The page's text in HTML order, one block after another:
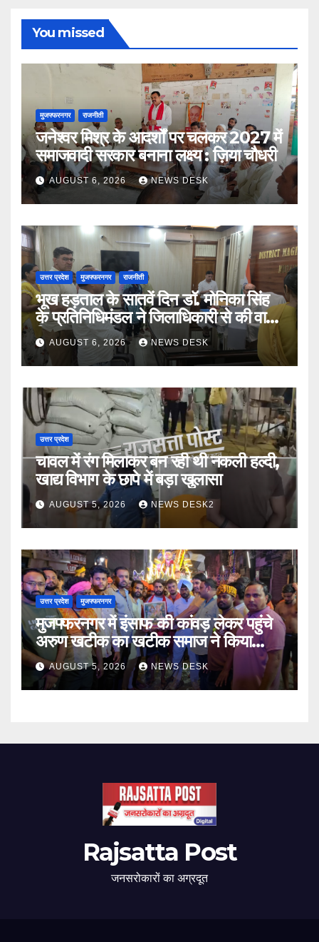
You missed
मुजफ्फरनगर राजनीती
जनेश्वर मिश्र के आदर्शों पर चलकर 2027 में
समाजवादी सरकार बनाना लक्ष्य : ज़िया चौधरी
AUGUST 6, 2026 NEWS DESK
उत्तर प्रदेश मुजफ्फरनगर राजनीती
भूख हड़ताल के सातवें दिन डॉ. मोनिका सिंह
के प्रतिनिधिमंडल ने जिलाधिकारी से की वार्ता,
निष्पक्ष जांच की मांग
AUGUST 6, 2026 NEWS DESK
उत्तर प्रदेश
चावल में रंग मिलाकर बन रही थी नकली हल्दी,
खाद्य विभाग के छापे में बड़ा खुलासा
AUGUST 5, 2026 NEWS DESK2
उत्तर प्रदेश मुजफ्फरनगर
मुजफ्फरनगर में इंसाफ की कांवड़ लेकर पहुंचे
अरुण खटीक का खटीक समाज ने किया
स्वागत
AUGUST 5, 2026 NEWS DESK
Rajsatta Post
जनसरोकारों का अग्रदूत